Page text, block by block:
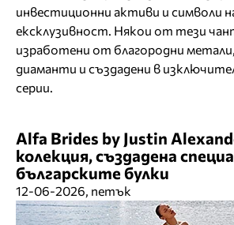
инвестиционни активи и символи
ексклузивност. Някои от тези
изработени от благородни
диаманти и създадени в
серии.
Alfa Brides by Justin
колекция, създадена
българските булки
12-06-2026, петък